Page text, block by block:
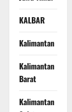
KALBAR
Kalimantan
Kalimantan
Barat
Kalimantan